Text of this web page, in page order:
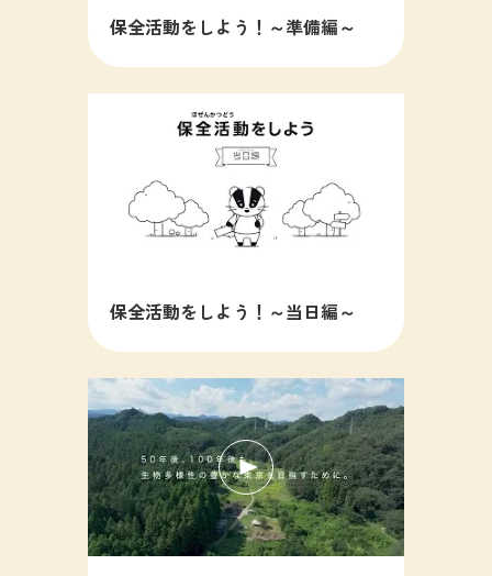
保全活動をしよう！～準備編～
保全活動をしよう！～当日編～